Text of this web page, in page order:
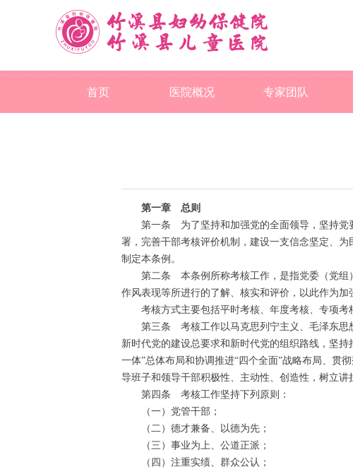
首页 医院概况 专家团队
第一章 总则
第一条 为了坚持和加强党的全面领导，坚持党要
署，完善干部考核评价机制，建设一支信念坚定、
制定本条例。
第二条 本条例所称考核工作，是指党委（党组）
作风表现等所进行的了解、核实和评价，以此作为加
考核方式主要包括平时考核、年度考核、专项考
第三条 考核工作以马克思列宁主义、毛泽东思想
新时代党的建设总要求和新时代党的组织路线，坚
一体”总体布局和协调推进“四个全面”战略布局、贯
导班子和领导干部积极性、主动性、创造性，树立讲
第四条 考核工作坚持下列原则：
（一）党管干部；
（二）德才兼备、以德为先；
（三）事业为上、公道正派；
（四）注重实绩、群众公认；